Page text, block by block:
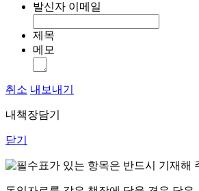
발신자 이메일
제목
메모
취소 내보내기
내책장담기
닫기
표가 있는 항목은 반드시 기재해